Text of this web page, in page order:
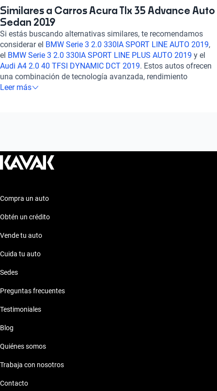
Android Auto, mientras te sientes seguro con 7 airbags, frenos
ABS y asistencia de frenado. Con una calificación destacada
en confort y potencia, el Acura TLX 3.5 ADVANCE AUTO 2019
es la combinación perfecta de lujo y rendimiento. Experimenta
la excelencia en cada kilómetro recorrido. ¡Haz tuyo este auto y
eleva tu experiencia de manejo a otro nivel!
Similares a Carros Acura Tlx 35 Advance Auto
Sedan 2019
Si estás buscando alternativas similares, te recomendamos
considerar el BMW Serie 3 2.0 330IA SPORT LINE AUTO 2019,
el BMW Serie 3 2.0 330IA SPORT LINE PLUS AUTO 2019 y el
Audi A4 2.0 40 TFSI DYNAMIC DCT 2019. Estos autos ofrecen
una combinación de tecnología avanzada, rendimiento
excepcional y un diseño elegante, brindando una experiencia de
Leer más
Compra un auto
Obtén un crédito
Vende tu auto
Cuida tu auto
Sedes
Preguntas frecuentes
Testimoniales
Blog
Quiénes somos
Trabaja con nosotros
Contacto